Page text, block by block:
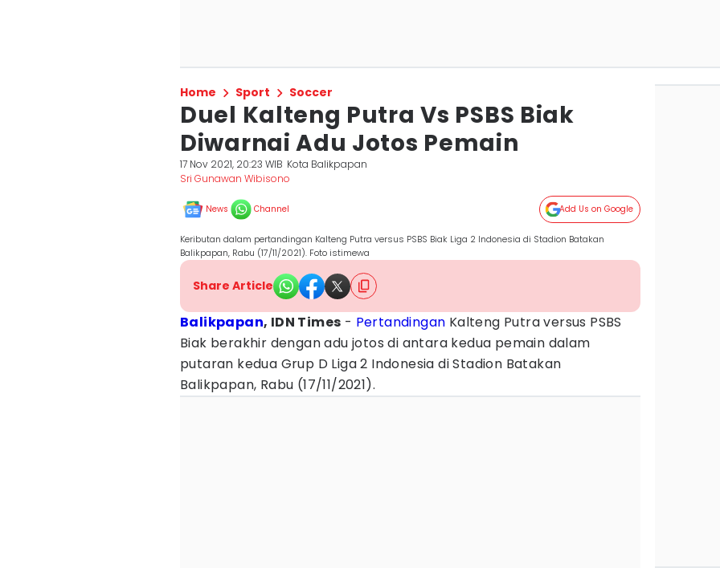
Home Sport Soccer
Duel Kalteng Putra Vs PSBS Biak
Diwarnai Adu Jotos Pemain
17 Nov 2021, 20:23 WIB Kota Balikpapan
Sri Gunawan Wibisono
News Channel Add Us on Google
Keributan dalam pertandingan Kalteng Putra versus PSBS Biak Liga 2 Indonesia di Stadion Batakan
Balikpapan, Rabu (17/11/2021). Foto istimewa
Share Article
Balikpapan, IDN Times - Pertandingan Kalteng Putra versus PSBS
Biak berakhir dengan adu jotos di antara kedua pemain dalam
putaran kedua Grup D Liga 2 Indonesia di Stadion Batakan
Balikpapan, Rabu (17/11/2021).